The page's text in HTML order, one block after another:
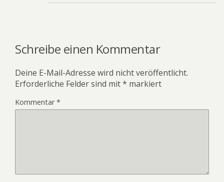
Schreibe einen Kommentar
Deine E-Mail-Adresse wird nicht veröffentlicht.
Erforderliche Felder sind mit* markiert
Kommentar*